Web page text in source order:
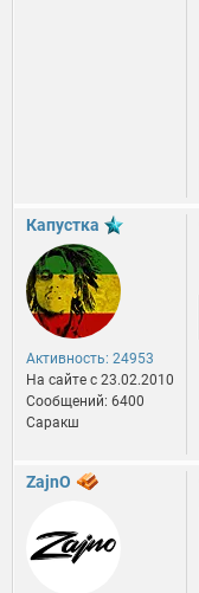
Капустка
Активность: 24953
На сайте c 23.02.2010
Сообщений: 6400
Саракш
ZajnO